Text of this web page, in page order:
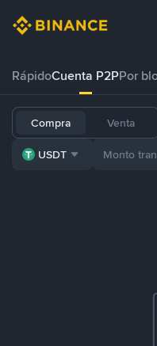
RápidoCuenta P2PPor
Compra Venta
USDT